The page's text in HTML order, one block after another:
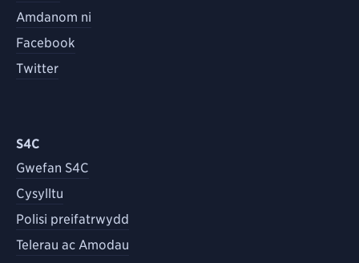
Amdanom ni
Facebook
Twitter
S4C
Gwefan S4C
Cysylltu
Polisi preifatrwydd
Telerau ac Amodau